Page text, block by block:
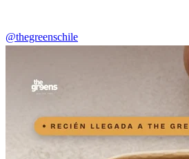
@thegreenschile